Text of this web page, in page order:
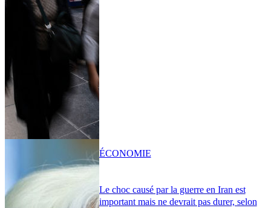
Le choc causé par la guerre en Iran est
important mais ne devrait pas durer, selon
ÉCONOMIE